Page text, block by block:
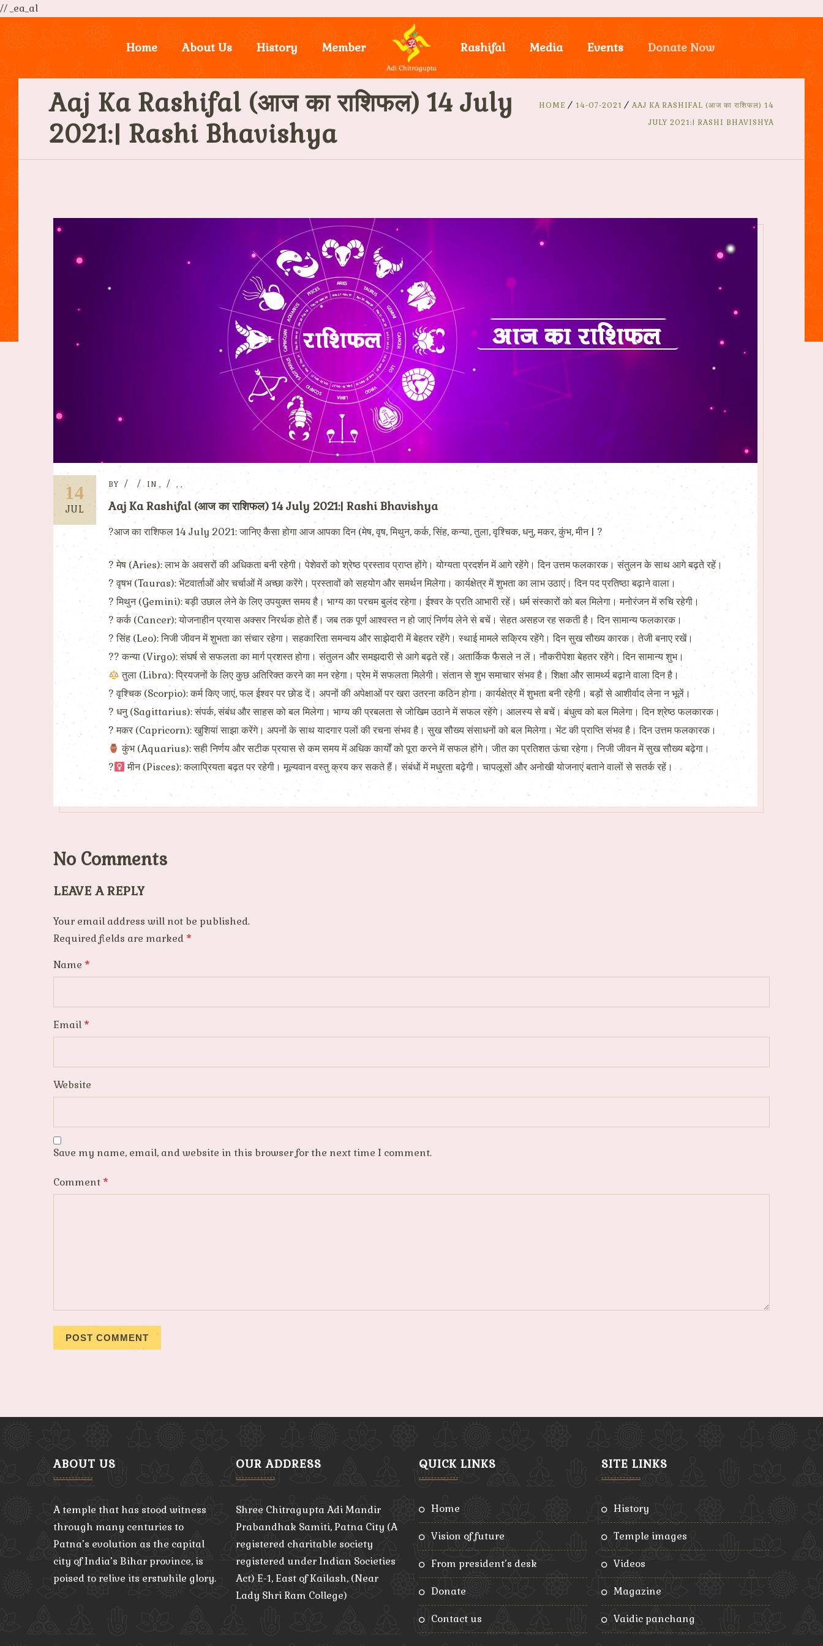
// _ea_al
Home About Us History Member Rashifal Media Events Donate Now
Aaj Ka Rashifal (आज का राशिफल) 14 July
2021:| Rashi Bhavishya
HOME 14-07-2021
AAJ KA RASHIFAL (आज का राशिफल) 14
JULY 2021:| RASHI BHAVISHYA
14
JUL
BY IN , , ,
Aaj Ka Rashifal (आज का राशिफल) 14 July 2021:| Rashi Bhavishya
?आज का राशिफल 14 July 2021: जानिए कैसा होगा आज आपका दिन (मेष, वृष, मिथुन, कर्क, सिंह, कन्या, तुला, वृश्चिक, धनु, मकर, कुंभ, मीन | ?
? मेष (Aries): लाभ के अवसरों की अधिकता बनी रहेगी। पेशेवरों को श्रेष्ठ प्रस्ताव प्राप्त होंगे। योग्यता प्रदर्शन में आगे रहेंगे। दिन उत्तम फलकारक। संतुलन के साथ आगे बढ़ते रहें।
? वृषभ (Tauras): भेंटवार्ताओं ओर चर्चाओं में अच्छा करेंगे। प्रस्तावों को सहयोग और समर्थन मिलेगा। कार्यक्षेत्र में शुभता का लाभ उठाएं। दिन पद प्रतिष्ठा बढ़ाने वाला।
? मिथुन (Gemini): बड़ी उछाल लेने के लिए उपयुक्त समय है। भाग्य का परचम बुलंद रहेगा। ईश्वर के प्रति आभारी रहें। धर्म संस्कारों को बल मिलेगा। मनोरंजन में रुचि रहेगी।
? कर्क (Cancer): योजनाहीन प्रयास अक्सर निरर्थक होते हैं। जब तक पूर्ण आश्वस्त न हो जाएं निर्णय लेने से बचें। सेहत असहज रह सकती है। दिन सामान्य फलकारक।
? सिंह (Leo): निजी जीवन में शुभता का संचार रहेगा। सहकारिता समन्वय और साझेदारी में बेहतर रहेंगे। स्थाई मामले सक्रिय रहेंगे। दिन सुख सौख्य कारक। तेजी बनाए रखें।
?? कन्या (Virgo): संघर्ष से सफलता का मार्ग प्रशस्त होगा। संतुलन और समझदारी से आगे बढ़ते रहें। अतार्किक फैसले न लें। नौकरीपेशा बेहतर रहेंगे। दिन सामान्य शुभ।
तुला (Libra): प्रियजनों के लिए कुछ अतिरिक्त करने का मन रहेगा। प्रेम में सफलता मिलेगी। संतान से शुभ समाचार संभव है। शिक्षा और सामर्थ्य बढ़ाने वाला दिन है।
? वृश्चिक (Scorpio): कर्म किए जाएं, फल ईश्वर पर छोड दें। अपनों की अपेक्षाओं पर खरा उतरना कठिन होगा। कार्यक्षेत्र में शुभता बनी रहेगी। बड़ों से आशीर्वाद लेना न भूलें।
? धनु (Sagittarius): संपर्क, संबंध और साहस को बल मिलेगा। भाग्य की प्रबलता से जोखिम उठाने में सफल रहेंगे। आलस्य से बचें। बंधुत्व को बल मिलेगा। दिन श्रेष्ठ फलकारक।
? मकर (Capricorn): खुशियां साझा करेंगे। अपनों के साथ यादगार पलों की रचना संभव है। सुख सौख्य संसाधनों को बल मिलेगा। भेंट की प्राप्ति संभव है। दिन उत्तम फलकारक।
कुंभ (Aquarius): सही निर्णय और सटीक प्रयास से कम समय में अधिक कार्यों को पूरा करने में सफल होंगे। जीत का प्रतिशत ऊंचा रहेगा। निजी जीवन में सुख सौख्य बढ़ेगा।
?‍
मीन (Pisces): कलाप्रियता बढ़त पर रहेगी। मूल्यवान वस्तु क्रय कर सकते हैं। संबंधों में मधुरता बढ़ेगी। चापलूसों और अनोखी योजनाएं बताने वालों से सतर्क रहें।
No Comments
LEAVE A REPLY
Your email address will not be published.
Required fields are marked *
Name *
Email *
Website
Save my name, email, and website in this browser for the next time I comment.
Comment *
ABOUT US
A temple that has stood witness
through many centuries to
Patna’s evolution as the capital
city of India’s Bihar province, is
poised to relive its erstwhile glory.
OUR ADDRESS
Shree Chitragupta Adi Mandir
Prabandhak Samiti, Patna City (A
registered charitable society
registered under Indian Societies
Act) E-1, East of Kailash, (Near
Lady Shri Ram College)
QUICK LINKS
home
vision of future
from president’s desk
donate
contact us
SITE LINKS
history
temple images
videos
magazine
vaidic panchang